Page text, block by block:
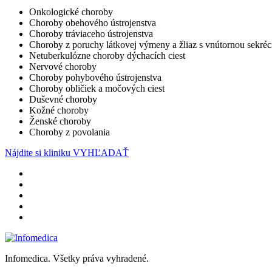
Onkologické choroby
Choroby obehového ústrojenstva
Choroby tráviaceho ústrojenstva
Choroby z poruchy látkovej výmeny a žliaz s vnútornou
Netuberkulózne choroby dýchacích ciest
Nervové choroby
Choroby pohybového ústrojenstva
Choroby obličiek a močových ciest
Duševné choroby
Kožné choroby
Ženské choroby
Choroby z povolania
Nájdite si kliniku VYHĽADAŤ
Infomedica. Všetky práva vyhradené.